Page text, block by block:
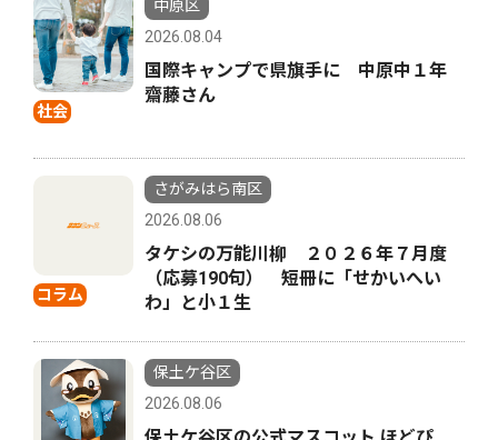
社会
中原区
2026.08.04
国際キャンプで県旗手に 中原中１年
齋藤さん
コラム
さがみはら南区
2026.08.06
タケシの万能川柳 ２０２６年７月度
（応募190句） 短冊に「せかいへい
わ」と小１生
保土ケ谷区
2026.08.06